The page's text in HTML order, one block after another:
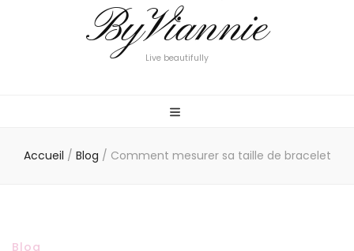
ByViannie
Live beautifully
Accueil / Blog / Comment mesurer sa taille de bracelet
Blog